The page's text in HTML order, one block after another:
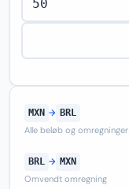
MXN → BRL
Alle beløb og omregninger
BRL → MXN
Omvendt omregning